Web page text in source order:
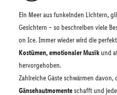
Ein Meer aus funkelnden Lichtern,
Gesichtern – so beschreiben viele
on Ice. Immer wieder wird die
Kostümen, emotionaler Musik und
hervorgehoben.
Zahlreiche Gäste schwärmen davon,
Gänsehautmomenteschafft und